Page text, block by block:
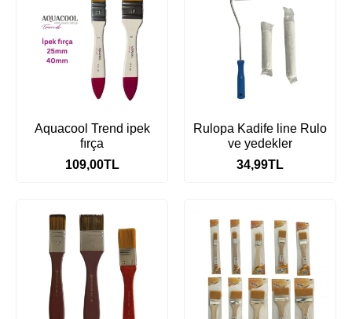
Aquacool Trend ipek
fırça
109,00TL
Rulopa Kadife line Rulo
ve yedekler
34,99TL